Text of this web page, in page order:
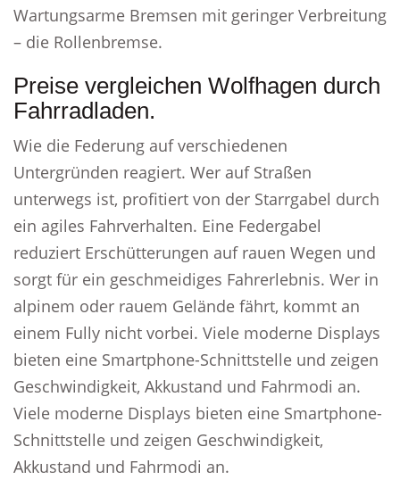
Wartungsarme Bremsen mit geringer Verbreitung
– die Rollenbremse.
Preise vergleichen Wolfhagen durch
Fahrradladen.
Wie die Federung auf verschiedenen
Untergründen reagiert. Wer auf Straßen
unterwegs ist, profitiert von der Starrgabel durch
ein agiles Fahrverhalten. Eine Federgabel
reduziert Erschütterungen auf rauen Wegen und
sorgt für ein geschmeidiges Fahrerlebnis. Wer in
alpinem oder rauem Gelände fährt, kommt an
einem Fully nicht vorbei. Viele moderne Displays
bieten eine Smartphone-Schnittstelle und zeigen
Geschwindigkeit, Akkustand und Fahrmodi an.
Viele moderne Displays bieten eine Smartphone-
Schnittstelle und zeigen Geschwindigkeit,
Akkustand und Fahrmodi an.